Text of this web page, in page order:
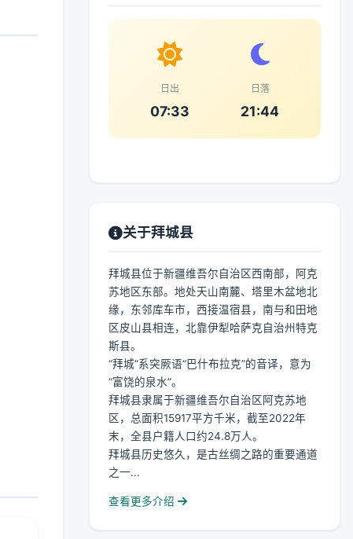
日出
07:33
日落
21:44
关于拜城县
拜城县位于新疆维吾尔自治区西南部，阿克
苏地区东部。地处天山南麓、塔里木盆地北
缘，东邻库车市，西接温宿县，南与和田地
区皮山县相连，北靠伊犁哈萨克自治州特克
斯县。
“拜城”系突厥语“巴什布拉克”的音译，意为
“富饶的泉水”。
拜城县隶属于新疆维吾尔自治区阿克苏地
区，总面积15917平方千米，截至2022年
末，全县户籍人口约24.8万人。
拜城县历史悠久，是古丝绸之路的重要通道
之一...
查看更多介绍